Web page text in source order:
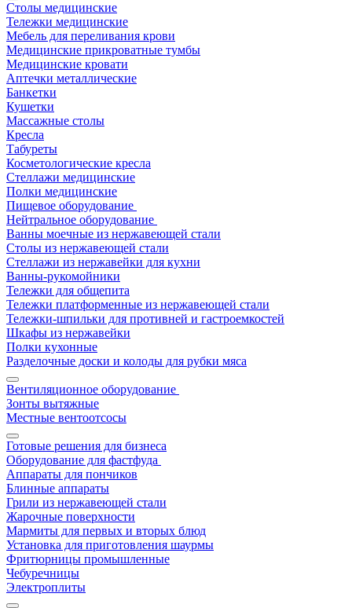
Столы медицинские
Тележки медицинские
Мебель для переливания крови
Медицинские прикроватные тумбы
Медицинские кровати
Аптечки металлические
Банкетки
Кушетки
Массажные столы
Кресла
Табуреты
Косметологические кресла
Стеллажи медицинские
Полки медицинские
Пищевое оборудование
Нейтральное оборудование
Ванны моечные из нержавеющей стали
Столы из нержавеющей стали
Стеллажи из нержавейки для кухни
Ванны-рукомойники
Тележки для общепита
Тележки платформенные из нержавеющей стали
Тележки-шпильки для противней и гастроемкостей
Шкафы из нержавейки
Полки кухонные
Разделочные доски и колоды для рубки мяса
Вентиляционное оборудование
Зонты вытяжные
Местные вентоотсосы
Готовые решения для бизнеса
Оборудование для фастфуда
Аппараты для пончиков
Блинные аппараты
Грили из нержавеющей стали
Жарочные поверхности
Мармиты для первых и вторых блюд
Установка для приготовления шаурмы
Фритюрницы промышленные
Чебуречницы
Электроплиты